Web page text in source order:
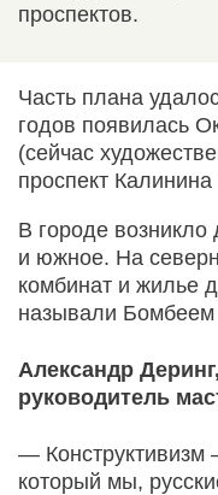
проспектов.
Часть плана
годов появилась
(сейчас
проспект
В городе возникло
и южное. На
комбинат и жилье
называли
Александр
руководитель
— Конструктивизм
который мы,